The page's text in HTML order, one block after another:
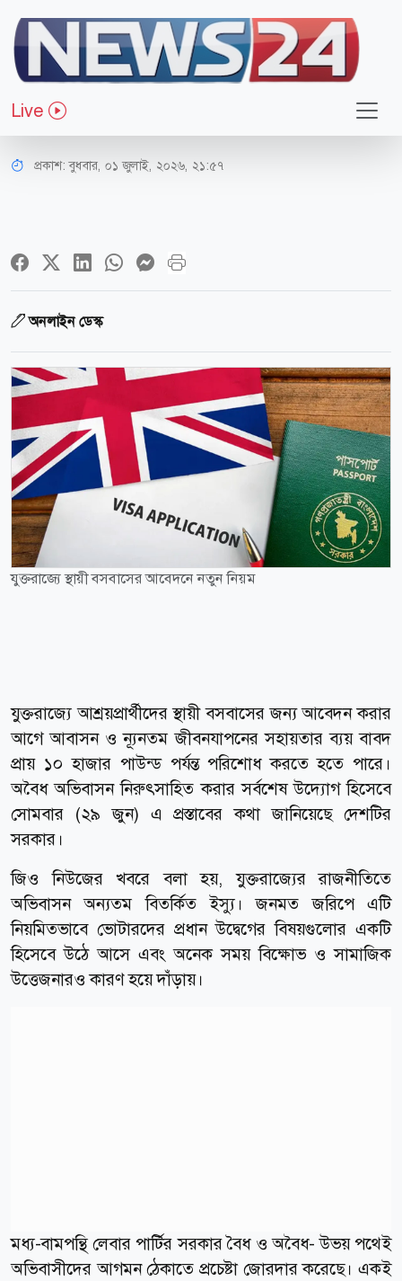
Live
প্রবাস
যুক্তরাজ্যে স্থায়ী বসবাসের আবেদনে নতুন
নিয়ম
প্রকাশ:বুধবার, ০১ জুলাই, ২০২৬, ২১:৫৭
অনলাইন ডেস্ক
যুক্তরাজ্যে স্থায়ী বসবাসের আবেদনে নতুন নিয়ম
যুক্তরাজ্যে আশ্রয়প্রার্থীদের স্থায়ী বসবাসের জন্য আবেদন করার
আগে আবাসন ও ন্যূনতম জীবনযাপনের সহায়তার ব্যয় বাবদ
প্রায় ১০ হাজার পাউন্ড পর্যন্ত পরিশোধ করতে হতে পারে।
অবৈধ অভিবাসন নিরুৎসাহিত করার সর্বশেষ উদ্যোগ হিসেবে
সোমবার (২৯ ‍জুন) এ প্রস্তাবের কথা জানিয়েছে দেশটির
সরকার।
জিও নিউজের খবরে বলা হয়, যুক্তরাজ্যের রাজনীতিতে
অভিবাসন অন্যতম বিতর্কিত ইস্যু। জনমত জরিপে এটি
নিয়মিতভাবে ভোটারদের প্রধান উদ্বেগের বিষয়গুলোর একটি
হিসেবে উঠে আসে এবং অনেক সময় বিক্ষোভ ও সামাজিক
উত্তেজনারও কারণ হয়ে দাঁড়ায়।
মধ্য-বামপন্থি লেবার পার্টির সরকার বৈধ ও অবৈধ- উভয় পথেই
অভিবাসীদের আগমন ঠেকাতে প্রচেষ্টা জোরদার করেছে। একই